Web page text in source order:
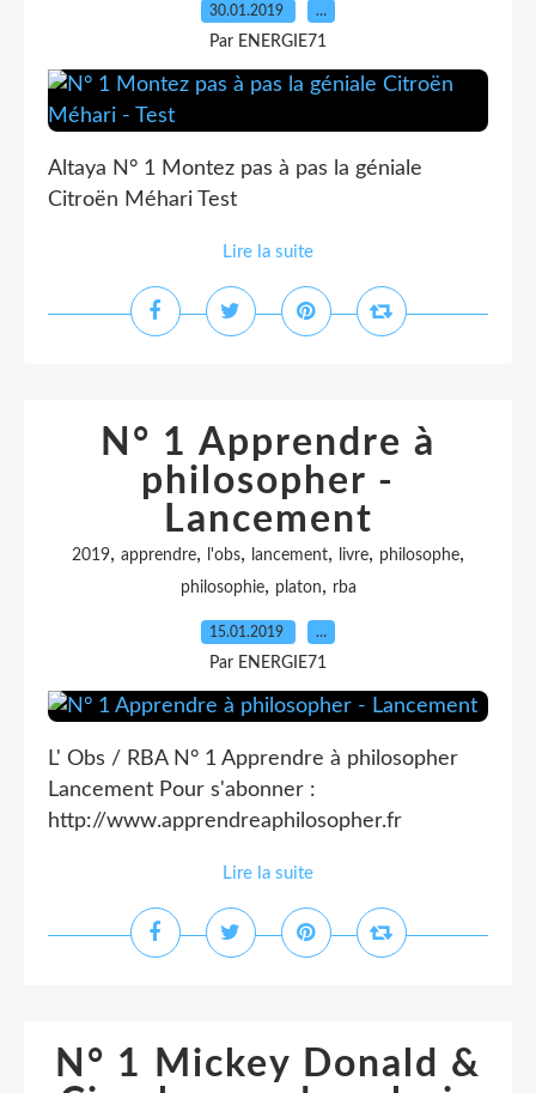
30.01.2019 …
Par ENERGIE71
Altaya N° 1 Montez pas à pas la géniale
Citroën Méhari Test
Lire la suite
N° 1 Apprendre à
philosopher -
Lancement
2019, apprendre, l'obs, lancement, livre, philosophe,
philosophie, platon, rba
15.01.2019 …
Par ENERGIE71
L' Obs / RBA N° 1 Apprendre à philosopher
Lancement Pour s'abonner :
http://www.apprendreaphilosopher.fr
Lire la suite
N° 1 Mickey Donald &